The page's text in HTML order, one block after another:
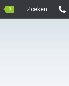
0 Search:
Zoeken